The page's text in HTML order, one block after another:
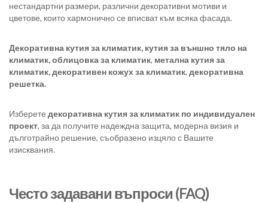
нестандартни размери, различни декоративни мотиви и
цветове, които хармонично се вписват към всяка фасада.
Декоративна кутия за климатик, кутия за външно тяло на
климатик,облицовка за климатик, метална кутия за
климатик,декоративен кожух за климатик, декоративна
решетка.
Изберете декоративна кутия за климатик по индивидуален
проект, за да получите надеждна защита, модерна визия и
дълготрайно решение, съобразено изцяло с Вашите
изисквания.
Често задавани въпроси (FAQ)